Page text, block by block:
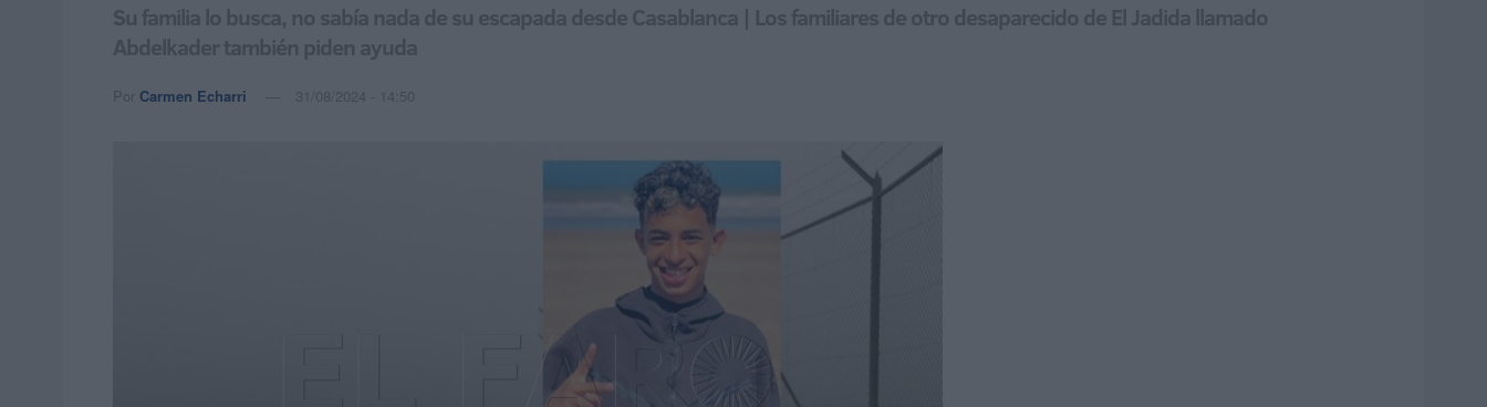
Su familia lo busca, no sabía nada de su escapada desde Casablanca | Los familiares de otro desaparecido de El Jadida llamado
Abdelkader también piden ayuda
Por Carmen Echarri 31/08/2024 - 14:50